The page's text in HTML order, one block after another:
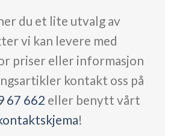
du et lite utvalg av
vi kan levere med
priser eller informasjon
kontakt oss på
67 662 eller benytt vårt
!